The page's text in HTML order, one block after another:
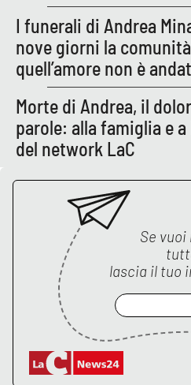
Cosenza
Lamezia Terme
PROGETTI
SPECIALI
Buona Sanità Calabria
CALABRIAVISIONE
Destinazioni
Eventi
Storie
I funerali di Andrea
nove giorni la
quell’amore non è
Morte di Andrea, il
parole: alla famiglia e a
del network LaC
Se
lascia il tuo